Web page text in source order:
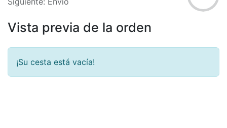
Vista previa de la orden
¡Su cesta está vacía!